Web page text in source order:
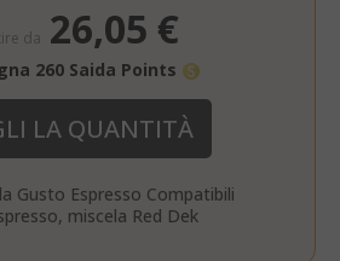
da 26,05 €
260 Saida Points
LA QUANTITÀ
Gusto Espresso Compatibili
miscela Red Dek